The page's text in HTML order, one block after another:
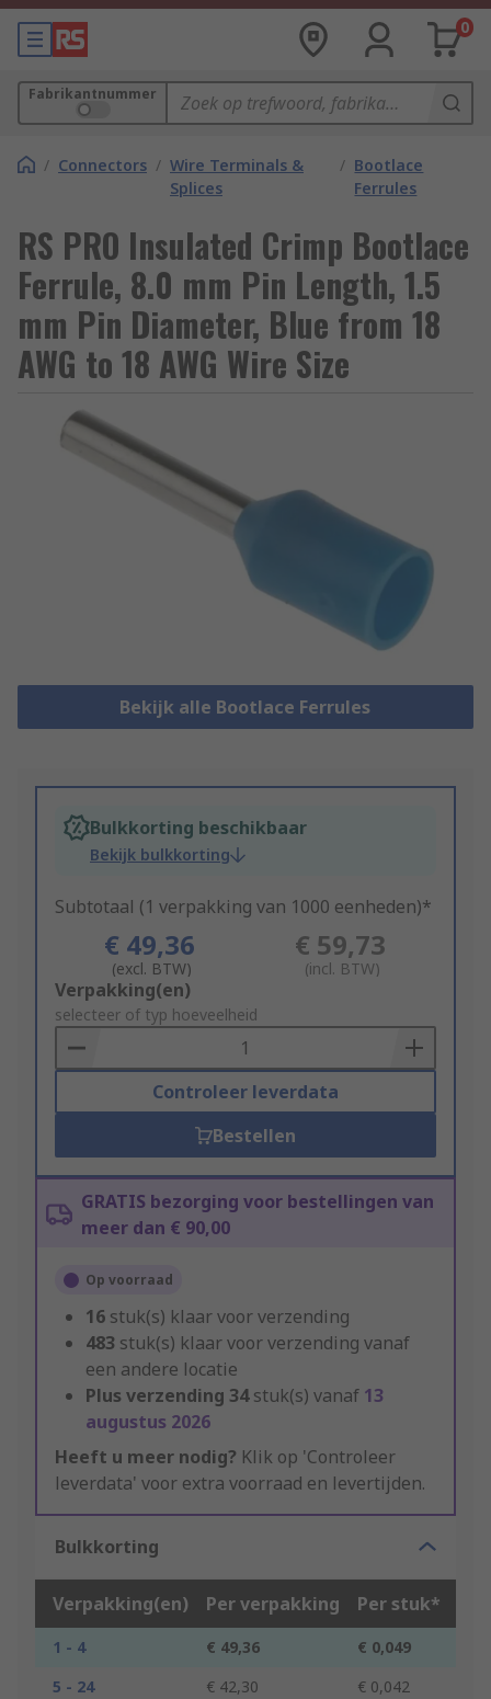
0
Fabrikantnummer
/ Connectors / Wire Terminals &
Splices
/ Bootlace
Ferrules
RS PRO Insulated Crimp Bootlace
Ferrule, 8.0 mm Pin Length, 1.5
mm Pin Diameter, Blue from 18
AWG to 18 AWG Wire Size
Bekijk alle Bootlace Ferrules
Bulkkorting beschikbaar
Bekijk bulkkorting
Subtotaal (1 verpakking van 1000 eenheden)*
€ 49,36
(excl. BTW)
€ 59,73
(incl. BTW)
Add
to
Basket
Verpakking(en)
selecteer of typ hoeveelheid
Controleer leverdata
Bestellen
GRATIS bezorging voor bestellingen van
meer dan € 90,00
Op voorraad
16 stuk(s) klaar voor verzending
483 stuk(s) klaar voor verzending vanaf
een andere locatie
Plus verzending 34stuk(s) vanaf 13
augustus 2026
Heeft u meer nodig? Klik op 'Controleer
leverdata' voor extra voorraad en levertijden.
Bulkkorting
Verpakking(en) Per verpakking Per stuk*
1 - 4 € 49,36
€ 0,049
5 - 24
€ 42,30
€ 0,042